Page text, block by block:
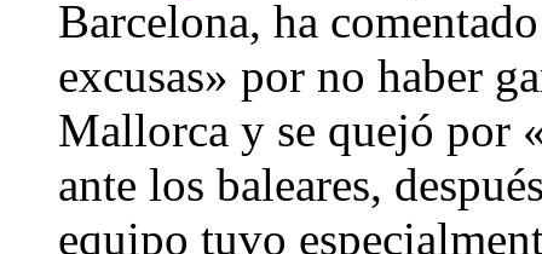
Barcelona, ha
excusas» por no haber
Mallorca y se quejó por
ante los baleares,
equipo tuvo